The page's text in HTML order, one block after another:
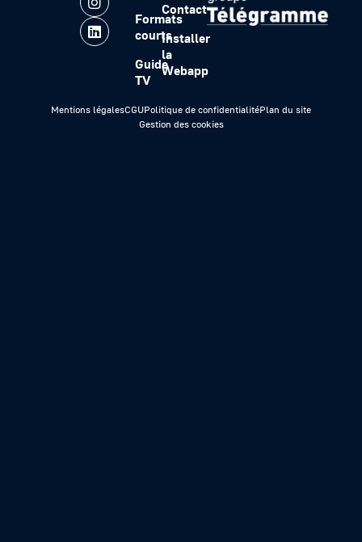
Formats
courts
Guide
TV
Contact
Installer
la
Webapp
Mentions légalesCGUPolitique de confidentialitéPlan du site
Gestion des cookies